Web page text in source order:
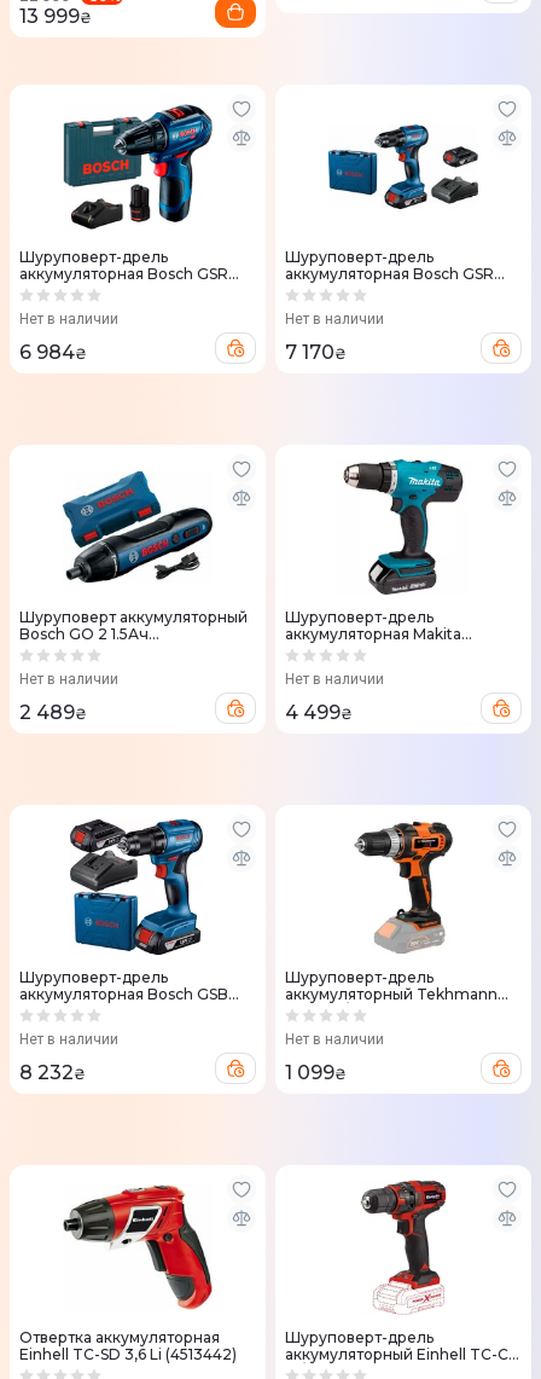
13 999₴
Шуруповерт-дрель
аккумуляторная Bosch GSR
12V-30 2Aг - 6Аг
Нет в наличии
6 984₴
Шуруповерт-дрель
аккумуляторная Bosch GSR
185-LI 18V АКБ 2x2Aч и ЗУ
Нет в наличии
7 170₴
Шуруповерт аккумуляторный
Bosch GO 2 1.5Ач
(0.601.9H2.103)
Нет в наличии
2 489₴
Шуруповерт-дрель
аккумуляторная Makita
DDF453SYE, 18V 2х1.5Ач
Нет в наличии
4 499₴
Шуруповерт-дрель
аккумуляторная Bosch GSB
185-LI, 18V АКБ 2х2.0Аг
Нет в наличии
8 232₴
Шуруповерт-дрель
аккумуляторный Tekhmann
TCD-35/i20 20В без АКБ и ЗУ
Нет в наличии
1 099₴
Отвертка аккумуляторная
Einhell TC-SD 3,6 Li (4513442)
Шуруповерт-дрель
аккумуляторный Einhell TC-CD
18/35 Li-Solo PXC 18V без АКБ